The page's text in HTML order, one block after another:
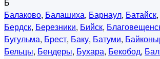
Балаково, Балашиха, Барнаул, Батайск,
Бердск, Березники, Бийск,
Бугульма, Брест, Баку, Батуми,
Бельцы, Бендеры, Бухара, Бекобод,